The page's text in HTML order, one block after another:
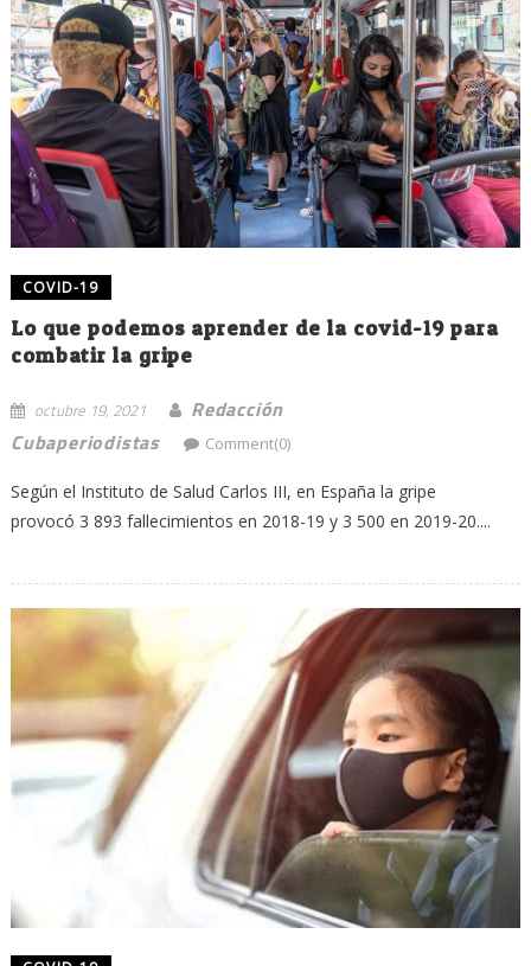
COVID-19
Lo que podemos aprender de la covid-19 para
combatir la gripe
octubre 19, 2021
Redacción
Cubaperiodistas
Comment(0)
Según el Instituto de Salud Carlos III, en España la gripe
provocó 3 893 fallecimientos en 2018-19 y 3 500 en 2019-20....